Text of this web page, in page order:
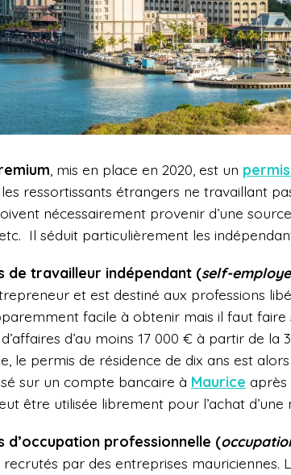
, mis en place en 2020, est un
ressortissants étrangers ne travaillant
nécessairement provenir d’une
Il séduit particulièrement les
de travailleur indépendant (self-
et est destiné aux professions
facile à obtenir mais il faut
d’au moins 17 000 € à partir de la 3
le permis de résidence de dix ans est
sur un compte bancaire à Maurice après
être utilisée librement pour l’achat d’une
d’occupation professionnelle (
par des entreprises mauriciennes.